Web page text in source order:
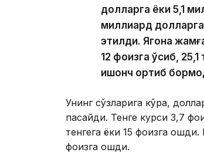
долларга ёки 5,1
миллиард долларга
этилди. Ягона
12 фоизга ўсиб,
ишонч ортиб
Унинг сўзларига кўра,
пасайди. Тенге курси 3,7
тенгега ёки 15 фоизга
фоизга ошди.